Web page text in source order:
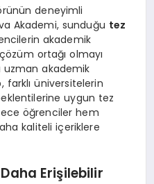
deneyimli
Akademi, sunduğu tez
akademik
ortağı olmayı
uzman akademik
farklı üniversitelerin
uygun tez
öğrenciler hem
kaliteli içeriklere
Erişilebilir